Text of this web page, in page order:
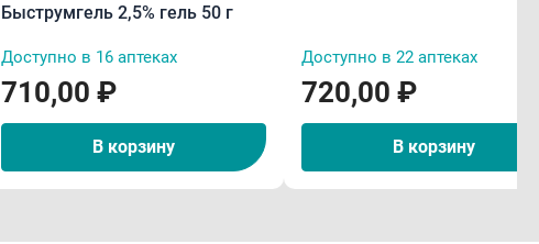
Быструмгель 2,5% гель 50 г
Доступно в 16 аптеках
710,00 ₽
В корзину
Доступно в 22 аптеках
720,00 ₽
В корзину